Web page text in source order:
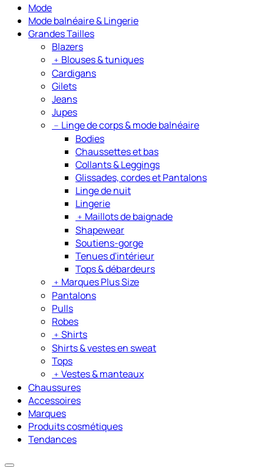
Mode
Mode balnéaire & Lingerie
Grandes Tailles
Blazers
﹢ Blouses & tuniques
Cardigans
Gilets
Jeans
Jupes
﹣ Linge de corps & mode balnéaire
Bodies
Chaussettes et bas
Collants & Leggings
Glissades, cordes et Pantalons
Linge de nuit
Lingerie
﹢ Maillots de baignade
Shapewear
Soutiens-gorge
Tenues d'intérieur
Tops & débardeurs
﹢ Marques Plus Size
Pantalons
Pulls
Robes
﹢ Shirts
Shirts & vestes en sweat
Tops
﹢ Vestes & manteaux
Chaussures
Accessoires
Marques
Produits cosmétiques
Tendances